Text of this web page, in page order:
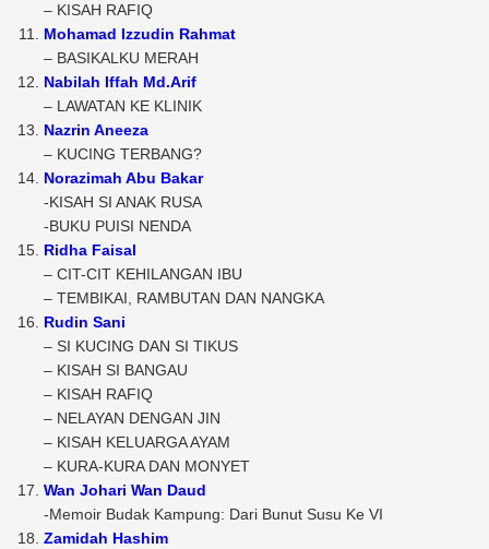
– KISAH RAFIQ
Mohamad Izzudin Rahmat
– BASIKALKU MERAH
Nabilah Iffah Md.Arif
– LAWATAN KE KLINIK
Nazrin Aneeza
– KUCING TERBANG?
Norazimah Abu Bakar
-KISAH SI ANAK RUSA
-BUKU PUISI NENDA
Ridha Faisal
– CIT-CIT KEHILANGAN IBU
– TEMBIKAI, RAMBUTAN DAN NANGKA
Rudin Sani
– SI KUCING DAN SI TIKUS
– KISAH SI BANGAU
– KISAH RAFIQ
– NELAYAN DENGAN JIN
– KISAH KELUARGA AYAM
– KURA-KURA DAN MONYET
Wan Johari Wan Daud
-Memoir Budak Kampung: Dari Bunut Susu Ke VI
Zamidah Hashim